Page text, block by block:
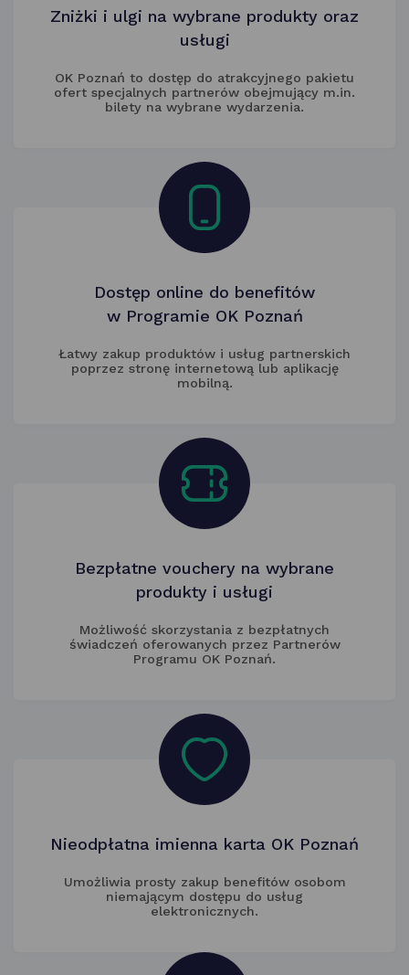
Zniżki i ulgi na wybrane produkty oraz
usługi
OK Poznań to dostęp do atrakcyjnego pakietu
ofert specjalnych partnerów obejmujący m.in.
bilety na wybrane wydarzenia.
Dostęp online do benefitów
w Programie OK Poznań
Łatwy zakup produktów i usług partnerskich
poprzez stronę internetową lub aplikację
mobilną.
Bezpłatne vouchery na wybrane
produkty i usługi
Możliwość skorzystania z bezpłatnych
świadczeń oferowanych przez Partnerów
Programu OK Poznań.
Nieodpłatna imienna karta OK Poznań
Umożliwia prosty zakup benefitów osobom
niemającym dostępu do usług
elektronicznych.